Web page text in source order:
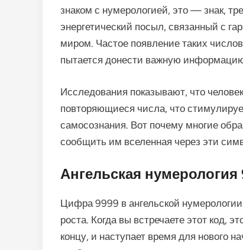
знаком с нумерологией, это — знак,
энергетический посыл, связанный с
миром. Частое появление таких
пытается донести важную
Исследования показывают, что
повторяющиеся числа, что
самосознания. Вот почему многие
сообщить им вселенная через эти
Ангельская
Цифра 9999 в ангельской
роста. Когда вы встречаете этот код,
концу, и наступает время для нового